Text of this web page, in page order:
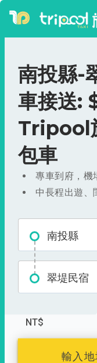
南投縣-
車接送:
Tripool
包車
專車到府，機
中長程出遊、
南投縣
翠堤民宿
NT$
輸入